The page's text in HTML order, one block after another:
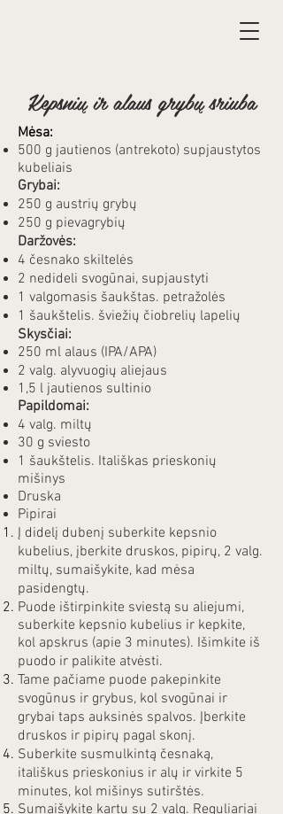
Kepsnių ir alaus grybų sriuba
Mėsa:
500 g jautienos (antrekoto) supjaustytos
kubeliais
Grybai:
250 g austrių grybų
250 g pievagrybių
Daržovės:
4 česnako skiltelės
2 nedideli svogūnai, supjaustyti
1 valgomasis šaukštas. petražolės
1 šaukštelis. šviežių čiobrelių lapelių
Skysčiai:
250 ml alaus (IPA/APA)
2 valg. alyvuogių aliejaus
1,5 l jautienos sultinio
Papildomai:
4 valg. miltų
30 g sviesto
1 šaukštelis. Itališkas prieskonių
mišinys
Druska
Pipirai
Į didelį dubenį suberkite kepsnio
kubelius, įberkite druskos, pipirų, 2 valg.
miltų, sumaišykite, kad mėsa
pasidengtų.
Puode ištirpinkite sviestą su aliejumi,
suberkite kepsnio kubelius ir kepkite,
kol apskrus (apie 3 minutes). Išimkite iš
puodo ir palikite atvėsti.
Tame pačiame puode pakepinkite
svogūnus ir grybus, kol svogūnai ir
grybai taps auksinės spalvos. Įberkite
druskos ir pipirų pagal skonį.
Suberkite susmulkintą česnaką,
itališkus prieskonius ir alų ir virkite 5
minutes, kol mišinys sutirštės.
Sumaišykite kartu su 2 valg. Reguliariai